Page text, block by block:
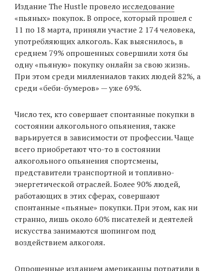
EN
UA
Издание The Hustle провело исследование
«пьяных» покупок. В опросе, который прошел с
11 по 18 марта, приняли участие 2 174 человека,
употребляющих алкоголь. Как выяснилось, в
среднем 79% опрошенных совершили хотя бы
одну «пьяную» покупку онлайн за свою жизнь.
При этом среди миллениалов таких людей 82%, а
среди «беби-бумеров» — уже 69%.
Число тех, кто совершает спонтанные покупки в
состоянии алкогольного опьянения, также
варьируется в зависимости от профессии. Чаще
всего приобретают что-то в состоянии
алкогольного опьянения спортсмены,
представители транспортной и топливно-
энергетической отраслей. Более 90% людей,
работающих в этих сферах, совершают
спонтанные «пьяные» покупки. При этом, как ни
странно, лишь около 60% писателей и деятелей
искусства занимаются шопингом под
воздействием алкоголя.
Опрошенные изданием американцы потратили в